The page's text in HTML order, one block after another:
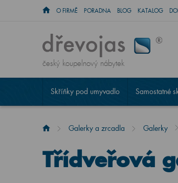
O FIRMĚ PORADNA BLOG KATALOG
český koupelnový nábytek
Skříňky pod umyvadlo Samostatné
Galerky a zrcadla Galerky
Třídveřová